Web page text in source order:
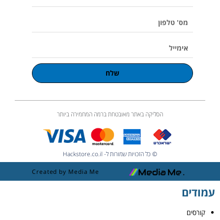
m
מלא
טלפון
שלח
הסליקה באתר מאובטחת ברמה המחמירה ביותר
© כל הזכויות שמורות ל- Hackstore.co.il
Created by Media Me
עמודים
קורסים